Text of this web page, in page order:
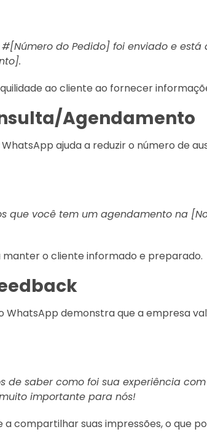
do Pedido] foi enviado e
ao cliente ao fornecer
Agendamento
ajuda a reduzir o número de
que você tem um agendamento na
manter o cliente informado e preparado.
WhatsApp demonstra que a empresa
de saber como foi sua experiência
importante para nós!
compartilhar suas impressões, o que